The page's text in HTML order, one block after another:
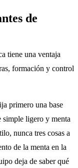
de
tiene una ventaja
formación y control
primero una base
simple ligero y menta
nunca tres cosas a
de la menta en la
deja de saber qué